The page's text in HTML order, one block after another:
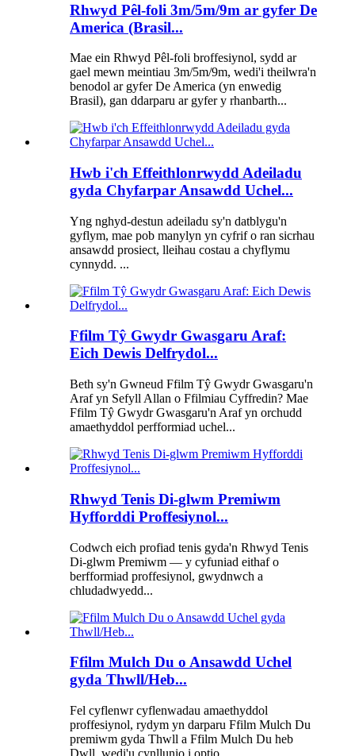
Rhwyd Pêl-foli 3m/5m/9m ar gyfer De
America (Brasil...
Mae ein Rhwyd Pêl-foli broffesiynol, sydd ar
gael mewn meintiau 3m/5m/9m, wedi'i theilwra'n
benodol ar gyfer De America (yn enwedig
Brasil), gan ddarparu ar gyfer y rhanbarth...
Hwb i'ch Effeithlonrwydd Adeiladu
gyda Chyfarpar Ansawdd Uchel...
Yng nghyd-destun adeiladu sy'n datblygu'n
gyflym, mae pob manylyn yn cyfrif o ran sicrhau
ansawdd prosiect, lleihau costau a chyflymu
cynnydd. ...
Ffilm Tŷ Gwydr Gwasgaru Araf:
Eich Dewis Delfrydol...
Beth sy'n Gwneud Ffilm Tŷ Gwydr Gwasgaru'n
Araf yn Sefyll Allan o Ffilmiau Cyffredin? Mae
Ffilm Tŷ Gwydr Gwasgaru'n Araf yn orchudd
amaethyddol perfformiad uchel...
Rhwyd Tenis Di-glwm Premiwm
Hyfforddi Proffesiynol...
Codwch eich profiad tenis gyda'n Rhwyd Tenis
Di-glwm Premiwm — y cyfuniad eithaf o
berfformiad proffesiynol, gwydnwch a
chludadwyedd...
Ffilm Mulch Du o Ansawdd Uchel
gyda Thwll/Heb...
Fel cyflenwr cyflenwadau amaethyddol
proffesiynol, rydym yn darparu Ffilm Mulch Du
premiwm gyda Thwll a Ffilm Mulch Du heb
Dwll, wedi'u cynllunio i optio...